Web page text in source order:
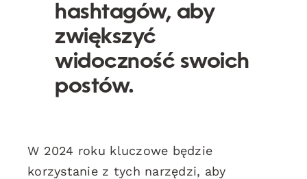
hashtagów, aby
zwiększyć
widoczność swoich
postów.
W 2024 roku kluczowe będzie
korzystanie z tych narzędzi, aby